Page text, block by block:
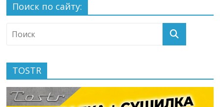
Поиск по сайту:
TOSTR